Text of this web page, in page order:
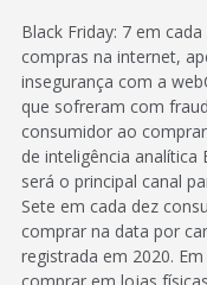
Black Friday: 7 em
compras na internet,
insegurança com a
que sofreram com
consumidor ao
de inteligência
será o principal canal
Sete em cada dez
comprar na data por
registrada em 2020.